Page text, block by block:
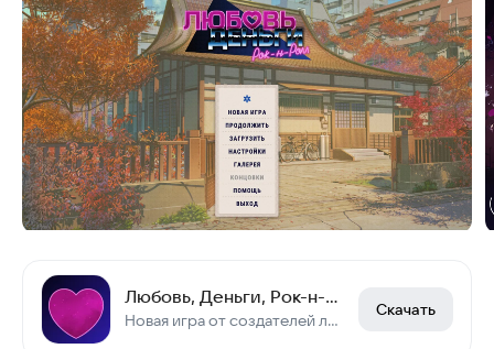
Любовь, Деньги, Рок-н-Ролл
Новая игра от создателей легендарной новеллы «Бесконечное Лето»!
Скачать